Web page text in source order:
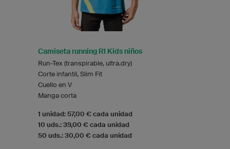
Camiseta running R1 Kids niños
Run-Tex (transpirable, ultra.dry)
Corte infantil, Slim Fit
Cuello en V
Manga corta
1 unidad: 57,00 € cada unidad
10 uds.: 39,00 € cada unidad
50 uds.: 30,00 € cada unidad